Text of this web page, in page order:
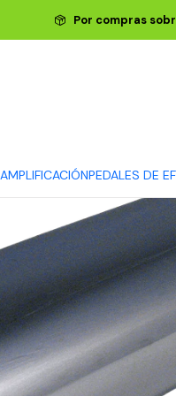
AMPLIFICACIÓNPEDALES DE
Por compras
Inicio ERNIE BALL